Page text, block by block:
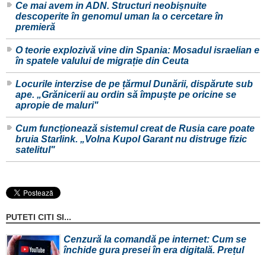
Ce mai avem in ADN. Structuri neobișnuite
descoperite în genomul uman la o cercetare în
premieră
O teorie explozivă vine din Spania: Mosadul israelian e
în spatele valului de migrație din Ceuta
Locurile interzise de pe țărmul Dunării, dispărute sub
ape. „Grănicerii au ordin să împuște pe oricine se
apropie de maluri"
Cum funcționează sistemul creat de Rusia care poate
bruia Starlink. „Volna Kupol Garant nu distruge fizic
satelitul"
PUTETI CITI SI...
Cenzură la comandă pe internet: Cum se
închide gura presei în era digitală. Prețul